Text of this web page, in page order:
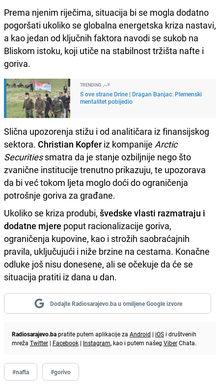
Prema njenim riječima, situacija bi se mogla dodatno
pogoršati ukoliko se globalna energetska kriza nastavi,
a kao jedan od ključnih faktora navodi se sukob na
Bliskom istoku, koji utiče na stabilnost tržišta nafte i
goriva.
TRENDING
S ove strane Drine | Dragan Banjac: Plemenski
mentalitet pobijedio
Slična upozorenja stižu i od analitičara iz finansijskog
sektora. Christian Kopfer iz kompanije Arctic
Securitiessmatra da je stanje ozbiljnije nego što
zvanične institucije trenutno prikazuju, te upozorava
da bi već tokom ljeta moglo doći do ograničenja
potrošnje goriva za građane.
Ukoliko se kriza produbi, švedske vlasti razmatraju i
dodatne mjere poput racionalizacije goriva,
ograničenja kupovine, kao i strožih saobraćajnih
pravila, uključujući i niže brzine na cestama. Konačne
odluke još nisu donesene, ali se očekuje da će se
situacija pratiti iz dana u dan.
Dodajte Radiosarajevo.ba u omiljene Google izvore
Radiosarajevo.bapratite putem aplikacije za Android | iOS i društvenih
mreža Twitter | Facebook | Instagram, kao i putem našeg ViberChata.
#nafta #gorivo